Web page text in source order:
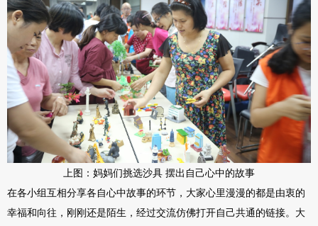
上图：妈妈们挑选沙具 摆出自己心中的故事
在各小组互相分享各自心中故事的环节，大家心里漫漫的都是由衷的
幸福和向往，刚刚还是陌生，经过交流仿佛打开自己共通的链接。大